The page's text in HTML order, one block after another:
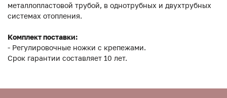
металлопластовой трубой, в однотрубных и двухтрубных
системах отопления.
Комплект поставки:
- Регулировочные ножки с крепежами.
Срок гарантии составляет 10 лет.